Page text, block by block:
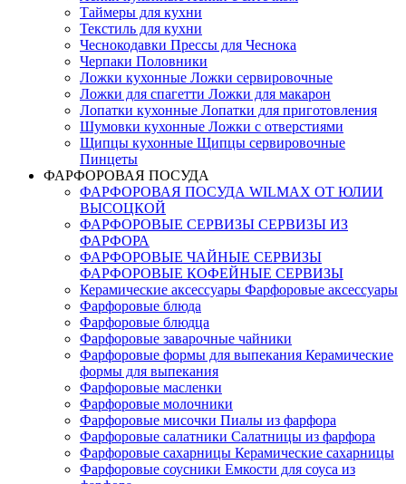
Таймеры для кухни
Текстиль для кухни
Чеснокодавки Прессы для Чеснока
Черпаки Половники
Ложки кухонные Ложки сервировочные
Ложки для спагетти Ложки для макарон
Лопатки кухонные Лопатки для приготовления
Шумовки кухонные Ложки с отверстиями
Щипцы кухонные Щипцы сервировочные
Пинцеты
ФАРФОРОВАЯ ПОСУДА
ФАРФОРОВАЯ ПОСУДА WILMAX ОТ ЮЛИИ
ВЫСОЦКОЙ
ФАРФОРОВЫЕ СЕРВИЗЫ СЕРВИЗЫ ИЗ
ФАРФОРА
ФАРФОРОВЫЕ ЧАЙНЫЕ СЕРВИЗЫ
ФАРФОРОВЫЕ КОФЕЙНЫЕ СЕРВИЗЫ
Керамические аксессуары Фарфоровые аксессуары
Фарфоровые блюда
Фарфоровые блюдца
Фарфоровые заварочные чайники
Фарфоровые формы для выпекания Керамические
формы для выпекания
Фарфоровые масленки
Фарфоровые молочники
Фарфоровые мисочки Пиалы из фарфора
Фарфоровые салатники Салатницы из фарфора
Фарфоровые сахарницы Керамические сахарницы
Фарфоровые соусники Емкости для соуса из